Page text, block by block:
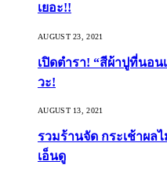
เยอะ!!
AUGUST 23, 2021
เปิดตำรา! “สีผ้าปูที่นอน
วะ!
AUGUST 13, 2021
รวมร้านจัด กระเช้าผล
เอ็นดู